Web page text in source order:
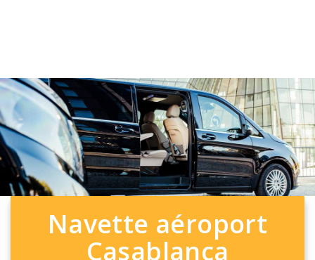
Navette aéroport
Casablanca